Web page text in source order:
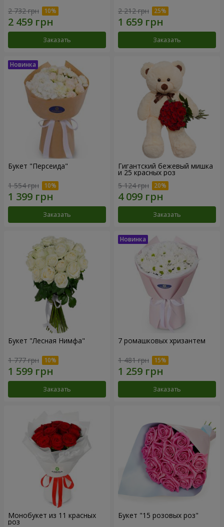
2 732 грн
Заказать
2 212 грн
Заказать
Букет "Персеида"
1 554 грн
Заказать
Гигантский бежевый мишка
и 25 красных роз
5 124 грн
Заказать
Букет "Лесная Нимфа"
1 777 грн
Заказать
7 ромашковых хризантем
1 481 грн
Заказать
Монобукет из 11 красных
роз
Букет "15 розовых роз"